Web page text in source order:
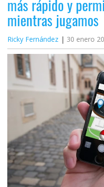
Apps
Redes
sociales
Plataformas
streaming
Operadores
Trucos
y
Tutoriales
más rápido y
mientras jugamos
Ricky Fernández 30 enero